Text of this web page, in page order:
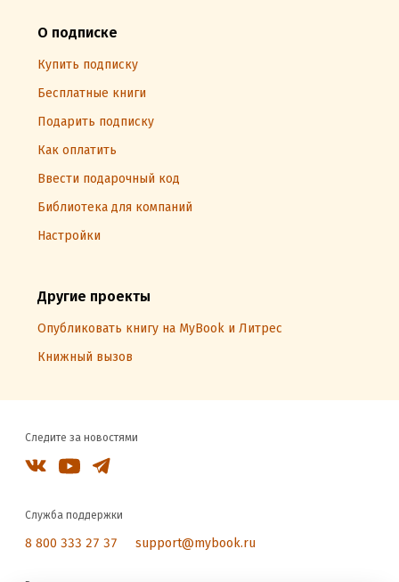
О подписке
Купить подписку
Бесплатные книги
Подарить подписку
Как оплатить
Ввести подарочный код
Библиотека для компаний
Настройки
Другие проекты
Опубликовать книгу на MyBook и Литрес
Книжный вызов
Следите за новостями
Служба поддержки
8 800 333 27 37 support@mybook.ru